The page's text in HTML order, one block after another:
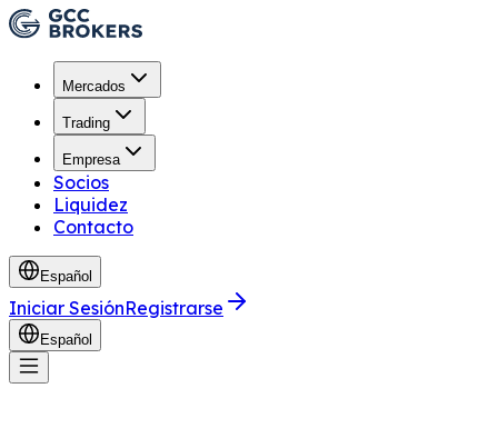
Mercados
Trading
Empresa
Socios
Liquidez
Contacto
Español
Iniciar SesiónRegistrarse
Español